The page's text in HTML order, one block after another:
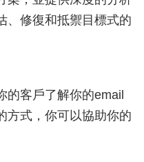
、修復和抵禦目標式的
的客戶了解你的email
方式，你可以協助你的